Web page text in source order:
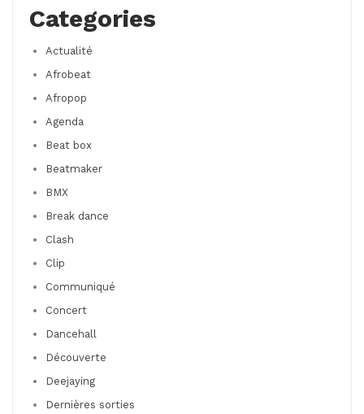
Categories
Actualité
Afrobeat
Afropop
Agenda
Beat box
Beatmaker
BMX
Break dance
Clash
Clip
Communiqué
Concert
Dancehall
Découverte
Deejaying
Dernières sorties